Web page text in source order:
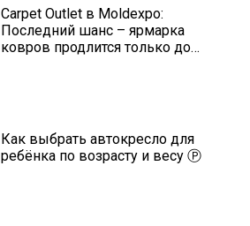
Carpet Outlet в Moldexpo:
Последний шанс – ярмарка
ковров продлится только до
Как выбрать автокресло для
ребёнка по возрасту и весу Ⓟ